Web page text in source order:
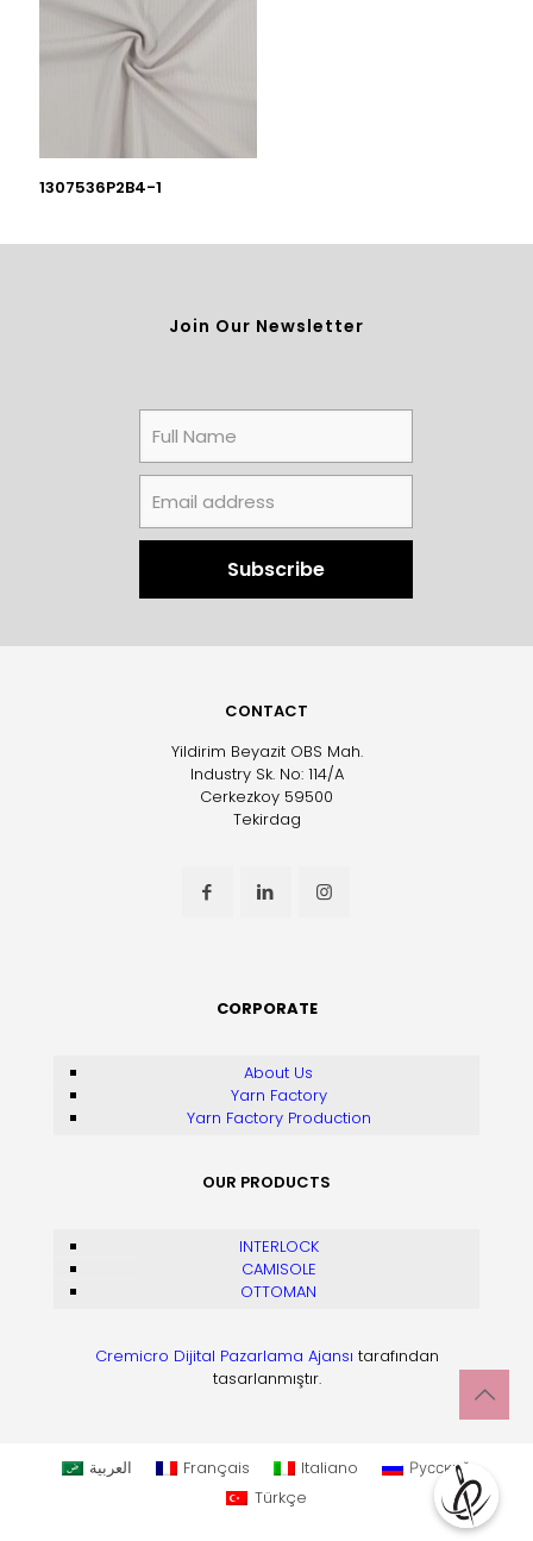
1307536P2B4-1
Join Our Newsletter
CONTACT
Yildirim Beyazit OBS Mah.
Industry Sk. No: 114/A
Cerkezkoy 59500
Tekirdag
CORPORATE
About Us
Yarn Factory
Yarn Factory Production
OUR PRODUCTS
INTERLOCK
CAMISOLE
OTTOMAN
Cremicro Dijital Pazarlama Ajansı tarafından
tasarlanmıştır.
العربية Français Italiano
Русский
Türkçe